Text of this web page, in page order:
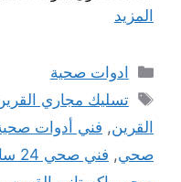
المزيد
التصنيفات
ادوات صحية
الوسوم
تسليك مجاري
القرين, فني أدوات
صحي, فني صحي 24 ساعة